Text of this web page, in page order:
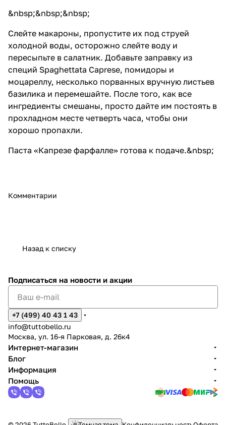
&nbsp;&nbsp;&nbsp;
Слейте макароны, пропустите их под струей
холодной воды, осторожно слейте воду и
пересыпьте в салатник. Добавьте заправку из
специй Spaghettata Caprese, помидоры и
моцареллу, несколько порванных вручную листьев
базилика и перемешайте. После того, как все
ингредиенты смешаны, просто дайте им постоять в
прохладном месте четверть часа, чтобы они
хорошо пропахли.
Паста «Капрезе фарфалле» готова к подаче.&nbsp;
Комментарии
Назад к списку
Подписаться на новости и акции
+7 (499) 40 43 1 43
info@tuttobello.ru
Москва, ул. 16-я Парковая, д. 26к4
Интернет-магазин
Блог
Информация
Помощь